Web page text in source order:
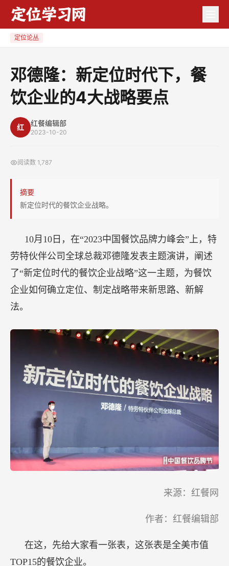
隆：
下，
定位论丛
邓德隆：新定位时代下，餐
饮企业的4大战略要点
红 红餐编辑部
2023-10-20
阅读数 1,787
摘要
新定位时代的餐饮企业战略。
10月10日，在“2023中国餐饮品牌力峰会”上，特
劳特伙伴公司全球总裁邓德隆发表主题演讲，阐述
了“新定位时代的餐饮企业战略”这一主题，为餐饮
企业如何确立定位、制定战略带来新思路、新解
法。
来源：红餐网
作者：红餐编辑部
在这，先给大家看一张表，这张表是全美市值
TOP15的餐饮企业。